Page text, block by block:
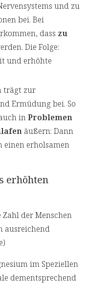
und zu
bei. Bei
dass zu
Die Folge:
und erhöhte
trägt zur
Ermüdung bei. So
inProblemen
äußern: Dann
einen erholsamen
erhöhten
der Menschen
ausreichend
im Speziellen
dementsprechend